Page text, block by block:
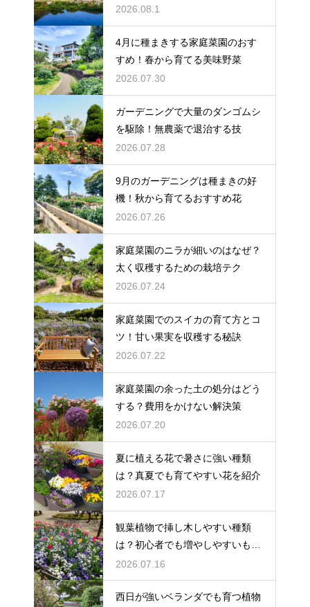
2026.08.1
4月に種まきする家庭菜園のおす
すめ！春から育てる美味野菜
2026.07.30
ガーデニングで大量のダンゴムシ
を駆除！無農薬で退治する技
2026.07.28
9月のガーデニングは種まきの好
機！秋から育てるおすすめ花
2026.07.26
家庭菜園のニラが細いのはなぜ？
太く収穫するための栽培テク
2026.07.24
家庭菜園でのスイカの育て方とコ
ツ！甘い果実を収穫する秘訣
2026.07.22
家庭菜園の余った土の処分はどう
する？費用をかけない解決策
2026.07.20
夏に植える花で暑さに強い種類
は？真夏でも育てやすい花を紹介
2026.07.17
観葉植物で挿し木しやすい種類
は？初心者でも増やしやすいもの
を紹介
2026.07.16
西日が強いベランダでも育つ植物